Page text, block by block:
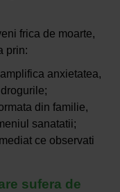
frica de moarte,
prin:
anxietatea,
din familie,
sanatatii;
ce observati
sufera de